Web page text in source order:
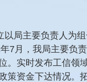
以局主要负责人为
7月，我局主要负
。实时发布工信领
策资金下达情况。